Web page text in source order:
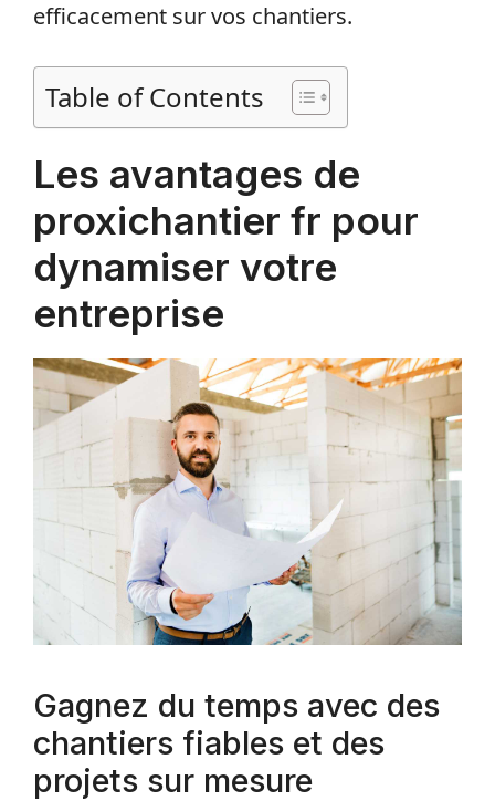
efficacement sur vos chantiers.
Table of Contents
Les avantages de
proxichantier fr pour
dynamiser votre
entreprise
Gagnez du temps avec des
chantiers fiables et des
projets sur mesure